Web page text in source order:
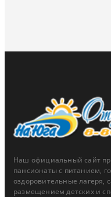
Наш официальный сайт
пансионаты с питанием,
оздоровительные лагеря,
размещением детских и